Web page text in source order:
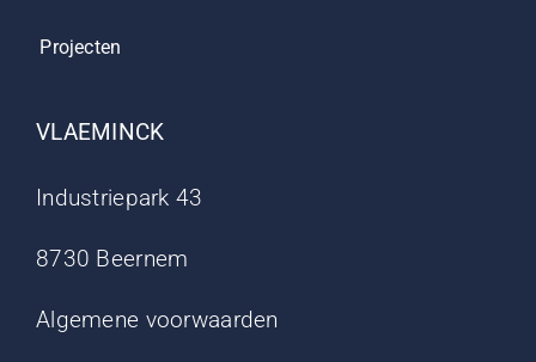
Projecten
VLAEMINCK
Industriepark 43
8730 Beernem
Algemene voorwaarden